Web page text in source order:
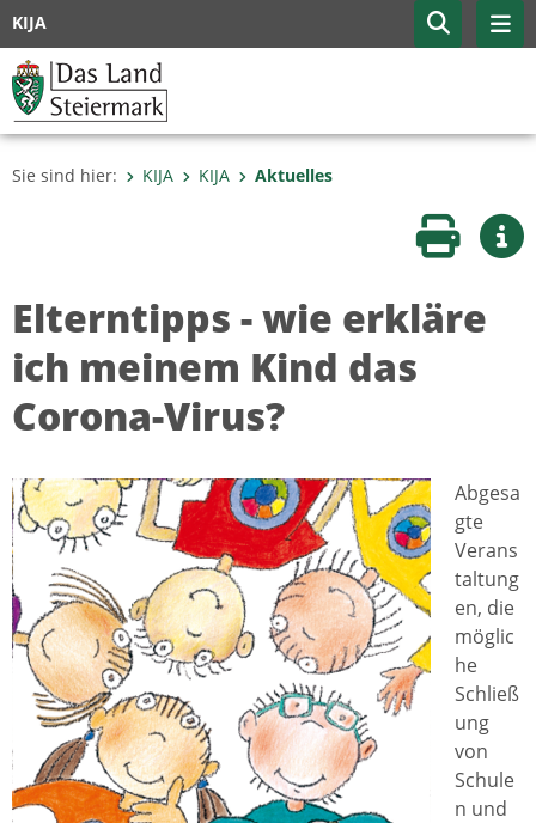
KIJA
Sie sind hier: KIJA KIJA Aktuelles
Seite
Elterntipps - wie erkläre
ich meinem Kind das
Corona-Virus?
Abgesa
gte
Verans
taltung
en, die
möglic
he
Schließ
ung
von
Schule
n und